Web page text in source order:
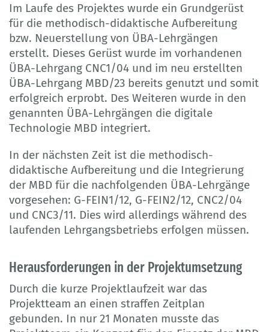
Im Laufe des Projektes wurde ein Grundgerüst
für die methodisch-didaktische Aufbereitung
bzw. Neuerstellung von ÜBA-Lehrgängen
erstellt. Dieses Gerüst wurde im vorhandenen
ÜBA-Lehrgang CNC1/04 und im neu erstellten
ÜBA-Lehrgang MBD/23 bereits genutzt und somit
erfolgreich erprobt. Des Weiteren wurde in den
genannten ÜBA-Lehrgängen die digitale
Technologie MBD integriert.
In der nächsten Zeit ist die methodisch-
didaktische Aufbereitung und die Integrierung
der MBD für die nachfolgenden ÜBA-Lehrgänge
vorgesehen: G-FEIN1/12, G-FEIN2/12, CNC2/04
und CNC3/11. Dies wird allerdings während des
laufenden Lehrgangsbetriebs erfolgen müssen.
Herausforderungen in der Projektumsetzung
Durch die kurze Projektlaufzeit war das
Projektteam an einen straffen Zeitplan
gebunden. In nur 21 Monaten musste das